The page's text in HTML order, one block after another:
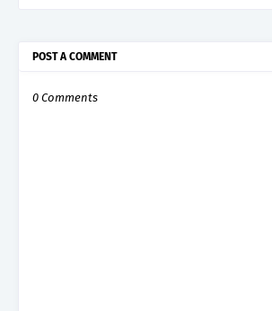
POST A COMMENT
0 Comments